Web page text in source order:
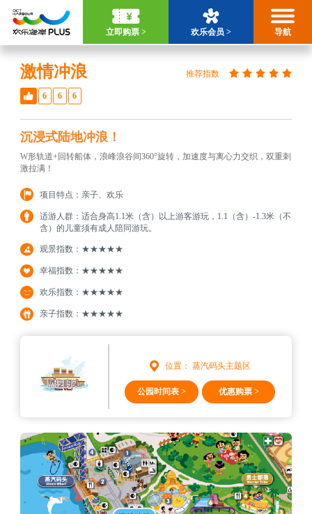
立即购票 > 欢乐会员 > 导航
激情冲浪
6 6 6
推荐指数
沉浸式陆地冲浪！
W形轨道+回转船体，浪峰浪谷间360°旋转，加速度与离心力交织，双重刺
激拉满！
项目特点：亲子、欢乐
适游人群：适合身高1.1米（含）以上游客游玩，1.1（含）-1.3米（不
含）的儿童须有成人陪同游玩。
观景指数：★★★★★
幸福指数：★★★★★
欢乐指数：★★★★★
亲子指数：★★★★★
位置： 蒸汽码头主题区
公园时间表 > 优惠购票 >